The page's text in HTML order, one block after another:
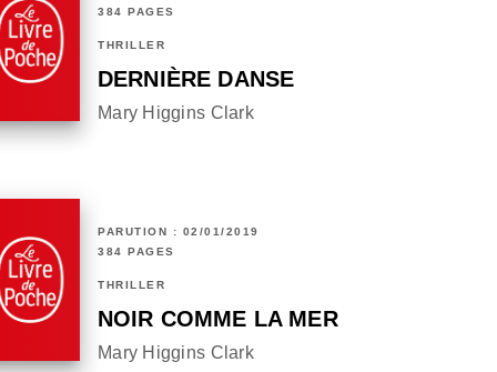
384 PAGES
THRILLER
DERNIÈRE DANSE
Mary Higgins Clark
PARUTION : 02/01/2019
384 PAGES
THRILLER
NOIR COMME LA MER
Mary Higgins Clark